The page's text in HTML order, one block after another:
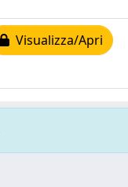
Visualizza/Apri